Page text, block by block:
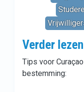
Verder lezen
Tips voor
bestemming: